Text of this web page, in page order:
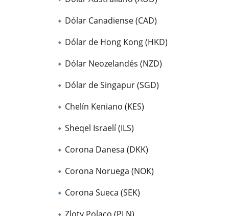
Dólar Canadiense (CAD)
Dólar de Hong Kong (HKD)
Dólar Neozelandés (NZD)
Dólar de Singapur (SGD)
Chelín Keniano (KES)
Sheqel Israelí (ILS)
Corona Danesa (DKK)
Corona Noruega (NOK)
Corona Sueca (SEK)